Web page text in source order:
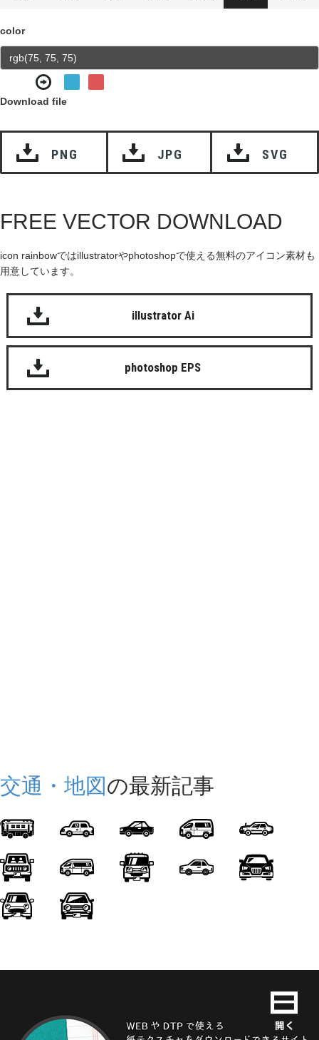
color
Download file
PNG JPG SVG
FREE VECTOR DOWNLOAD
icon rainbowではillustratorやphotoshopで使える無料のアイコン素材も
用意しています。
illustrator Ai
photoshop EPS
交通・地図の最新記事